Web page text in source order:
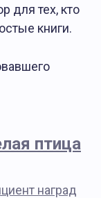
для тех, кто
книги.
птица
наград